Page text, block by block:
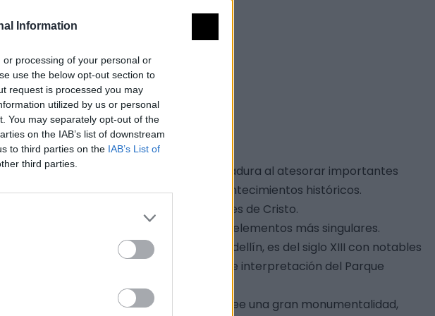
Information
processing of your personal or
use the below opt-out section to
request is processed you may
utilized by us or personal
You may separately opt-out of the
on the IAB’s list of downstream
to third parties on the IAB’s List of
third parties.
y trascendencia histórica de Extremadura al atesorar importantes
de numerosos y trascendentales acontecimientos históricos.
romana de Metellinum en el año 79 antes de Cristo.
dedicada a Hernán cortés como elementos más singulares.
del cerro que corona el castillo de Medellín, es del siglo XIII con notables
con cuatro tramos, y acoge el centro de interpretación del Parque
importante del Metellinum romano. Posee una gran monumentalidad,